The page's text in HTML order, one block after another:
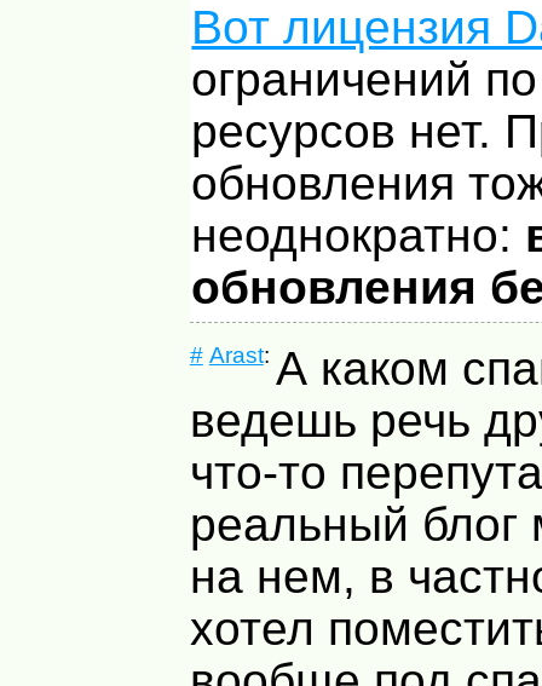
Вот лицензия
ограничений
ресурсов нет.
обновления
неоднократно:
обновления
# Arast: А каком
ведешь речь
что-то
реальный
на нем, в
хотел